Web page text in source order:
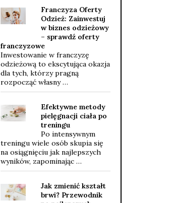
Franczyza Oferty
Odzież: Zainwestuj
w biznes odzieżowy
– sprawdź oferty
franczyzowe
Inwestowanie w franczyzę
odzieżową to ekscytująca okazja
dla tych, którzy pragną
rozpocząć własny …
Efektywne metody
pielęgnacji ciała po
treningu
Po intensywnym
treningu wiele osób skupia się
na osiągnięciu jak najlepszych
wyników, zapominając …
Jak zmienić kształt
brwi? Przewodnik